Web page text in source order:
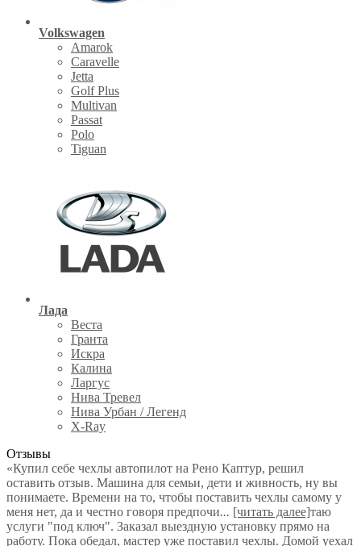
Volkswagen
Amarok
Caravelle
Jetta
Golf Plus
Multivan
Passat
Polo
Tiguan
Лада
Веста
Гранта
Искра
Калина
Ларгус
Нива Тревел
Нива Урбан / Легенд
X-Ray
Отзывы
«Купил себе чехлы автопилот на Рено Каптур, решил
оставить отзыв. Машина для семьи, дети и живность, ну вы
понимаете. Времени на то, чтобы поставить чехлы самому у
меня нет, да и честно говоря предпочи... [читать далее]таю
услуги "под ключ". Заказал выездную установку прямо на
работу. Пока обедал, мастер уже поставил чехлы. Домой уехал